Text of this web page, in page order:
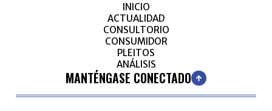
INICIO
ACTUALIDAD
CONSULTORIO
CONSUMIDOR
PLEITOS
ANÁLISIS
MANTÉNGASE CONECTADO